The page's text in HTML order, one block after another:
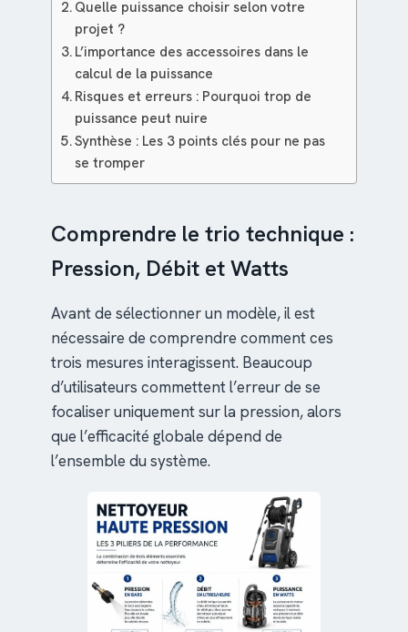
Quelle puissance choisir selon votre
projet ?
L’importance des accessoires dans le
calcul de la puissance
Risques et erreurs : Pourquoi trop de
puissance peut nuire
Synthèse : Les 3 points clés pour ne pas
se tromper
Comprendre le trio technique :
Pression, Débit et Watts
Avant de sélectionner un modèle, il est
nécessaire de comprendre comment ces
trois mesures interagissent. Beaucoup
d’utilisateurs commettent l’erreur de se
focaliser uniquement sur la pression, alors
que l’efficacité globale dépend de
l’ensemble du système.